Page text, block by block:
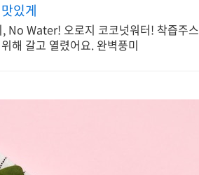
있게
No Water! 오로지 코코넛워터! 착즙주스
해 갈고 열렸어요. 완벽풍미